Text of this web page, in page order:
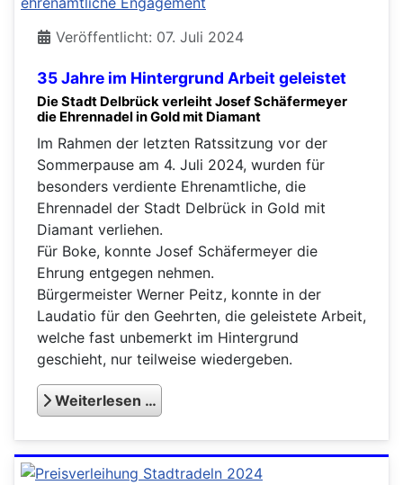
35 Jahre im Hintergrund Arbeit geleistet
Veröffentlicht: 07. Juli 2024
Die Stadt Delbrück verleiht Josef Schäfermeyer
die Ehrennadel in Gold mit Diamant
Im Rahmen der letzten Ratssitzung vor der
Sommerpause am 4. Juli 2024, wurden für
besonders verdiente Ehrenamtliche, die
Ehrennadel der Stadt Delbrück in Gold mit
Diamant verliehen.
Für Boke, konnte Josef Schäfermeyer die
Ehrung entgegen nehmen.
Bürgermeister Werner Peitz, konnte in der
Laudatio für den Geehrten, die geleistete Arbeit,
welche fast unbemerkt im Hintergrund
geschieht, nur teilweise wiedergeben.
Weiterlesen …